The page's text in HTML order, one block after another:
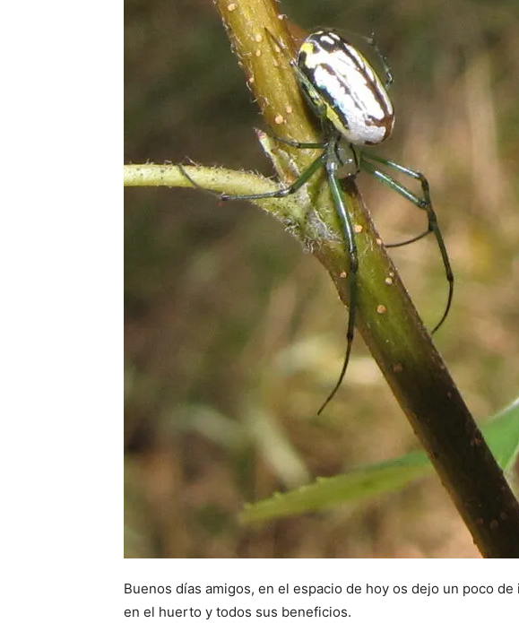
Buenos días amigos, en el espacio de hoy os dejo un poco
en el huerto y todos sus beneficios.